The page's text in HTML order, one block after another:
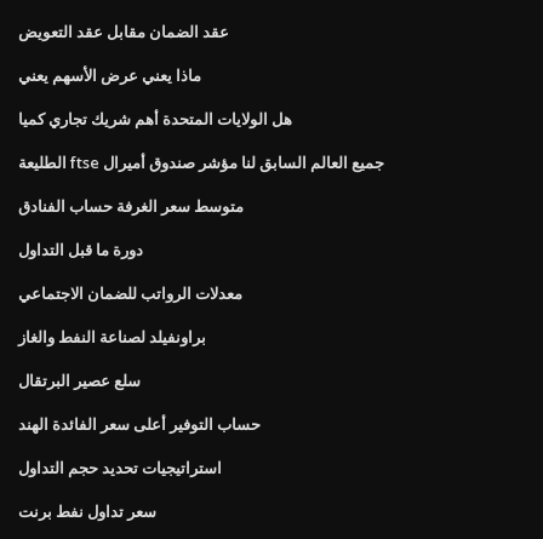
عقد الضمان مقابل عقد التعويض
ماذا يعني عرض الأسهم يعني
هل الولايات المتحدة أهم شريك تجاري كميا
الطليعة ftse جميع العالم السابق لنا مؤشر صندوق أميرال
متوسط ​​سعر الغرفة حساب الفنادق
دورة ما قبل التداول
معدلات الرواتب للضمان الاجتماعي
براونفيلد لصناعة النفط والغاز
سلع عصير البرتقال
حساب التوفير أعلى سعر الفائدة الهند
استراتيجيات تحديد حجم التداول
سعر تداول نفط برنت